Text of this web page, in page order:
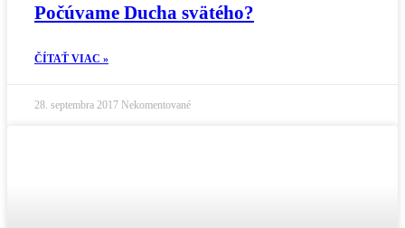
Počúvame Ducha svätého?
ČÍTAŤ VIAC »
28. septembra 2017 Nekomentované